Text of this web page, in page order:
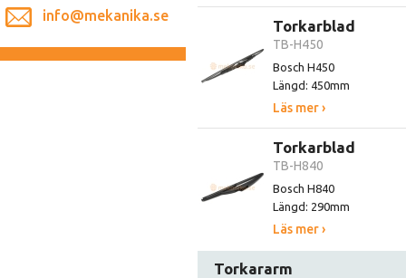
info@mekanika.se
Torkarblad
TB-H450
Bosch H450
Längd: 450mm
Läs mer ›
Torkarblad
TB-H840
Bosch H840
Längd: 290mm
Läs mer ›
Torkararm